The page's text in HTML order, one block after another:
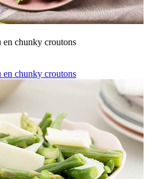
en chunky croutons
en chunky croutons